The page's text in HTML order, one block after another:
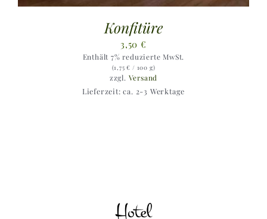
Konfitüre
3,50€
Enthält 7% reduzierte MwSt.
(1,75€ / 100 g)
zzgl. Versand
Lieferzeit: ca. 2-3 Werktage